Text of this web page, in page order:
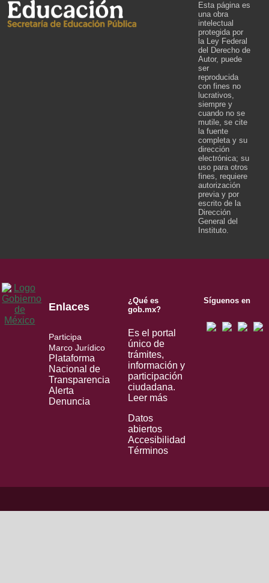
Esta página es
una obra
intelectual
protegida por
la Ley Federal
del Derecho de
Autor, puede
ser
reproducida
con fines no
lucrativos,
siempre y
cuando no se
mutile, se cite
la fuente
completa y su
dirección
electrónica; su
uso para otros
fines, requiere
autorización
previa y por
escrito de la
Dirección
General del
Instituto.
Enlaces
Participa
Marco Jurídico
Plataforma
Nacional de
Transparencia
Alerta
Denuncia
¿Qué es
gob.mx?
Es el portal
único de
trámites,
información y
participación
ciudadana.
Leer más
Datos
abiertos
Accesibilidad
Términos
Síguenos en